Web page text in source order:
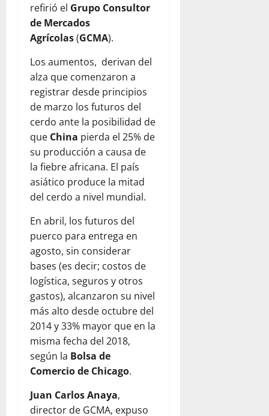
refirió el Grupo Consultor
de Mercados
Agrícolas(GCMA).
Los aumentos, derivan del
alza que comenzaron a
registrar desde principios
de marzo los futuros del
cerdo ante la posibilidad de
que China pierda el 25% de
su producción a causa de
la fiebre africana. El país
asiático produce la mitad
del cerdo a nivel mundial.
En abril, los futuros del
puerco para entrega en
agosto, sin considerar
bases (es decir; costos de
logística, seguros y otros
gastos), alcanzaron su nivel
más alto desde octubre del
2014 y 33% mayor que en la
misma fecha del 2018,
según la Bolsa de
Comercio de Chicago.
Juan Carlos Anaya,
director de GCMA, expuso